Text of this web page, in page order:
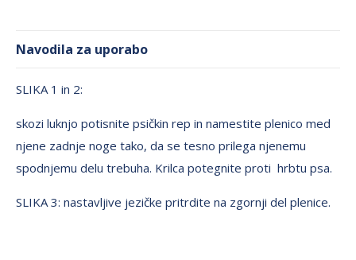
Navodila za uporabo
SLIKA 1 in 2:
skozi luknjo potisnite psičkin rep in namestite plenico med
njene zadnje noge tako, da se tesno prilega njenemu
spodnjemu delu trebuha. Krilca potegnite proti hrbtu psa.
SLIKA 3: nastavljive jezičke pritrdite na zgornji del plenice.